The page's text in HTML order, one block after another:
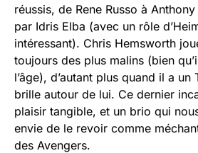
réussis, de Rene Russo à
par Idris Elba (avec un rôle
intéressant). Chris Hemsworth
toujours des plus malins (bien
l’âge), d’autant plus quand il a
brille autour de lui. Ce dernier
plaisir tangible, et un brio qui
envie de le revoir comme
des Avengers.